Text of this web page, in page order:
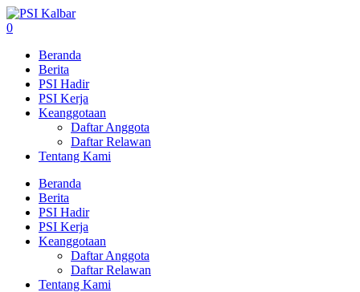
0
Beranda
Berita
PSI Hadir
PSI Kerja
Keanggotaan
Daftar Anggota
Daftar Relawan
Tentang Kami
Beranda
Berita
PSI Hadir
PSI Kerja
Keanggotaan
Daftar Anggota
Daftar Relawan
Tentang Kami